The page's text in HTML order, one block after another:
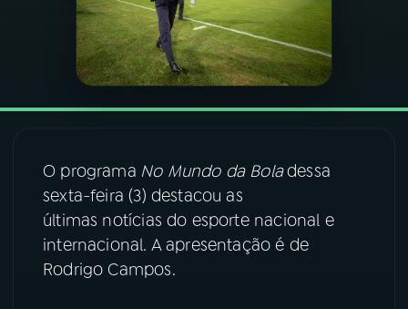
PODCASTS
VIDEOCASTS
08FESTIVAL DE MÚSICA
ACOMPANHE A RÁDIO NACIONAL
O programa No Mundo da Boladessa
sexta-feira (3) destacou as
últimas notícias do esporte nacional e
internacional. A apresentação é de
Rodrigo Campos.